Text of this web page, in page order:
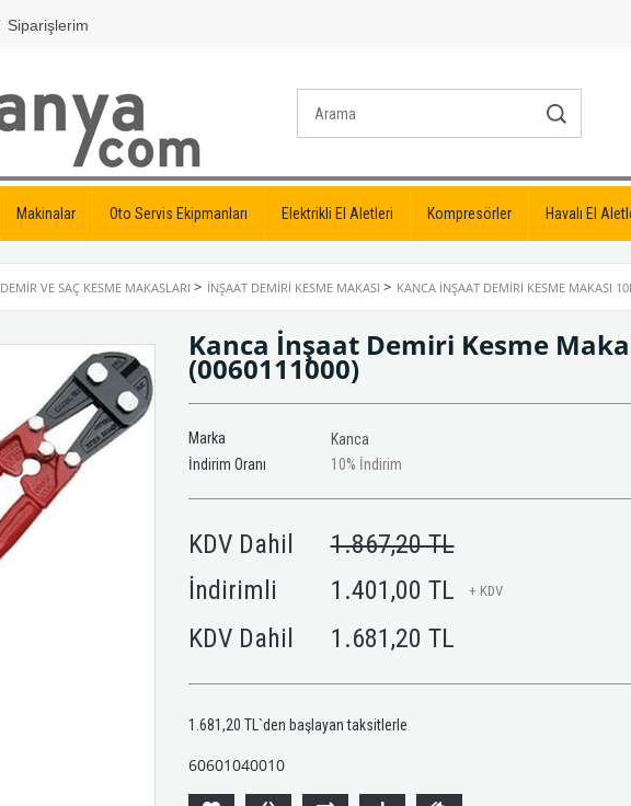
Siparişlerim
Makinalar Oto Servis Ekipmanları Elektrikli El Aletleri Kompresörler Havalı El
DEMIR VE SAÇ KESME MAKASLARI > İNŞAAT DEMIRI KESME MAKASI > KANCA İNŞAAT DEMIRI KESME MAKASI
Kanca İnşaat Demiri Kesme
(0060111000)
Marka
Kanca
İndirim Oranı
%
10 İndirim
KDV Dahil
1.867,20 TL
İndirimli
1.401,00 TL + KDV
KDV Dahil 1.681,20 TL
1.681,20 TL `den başlayan taksitlerle
60601040010